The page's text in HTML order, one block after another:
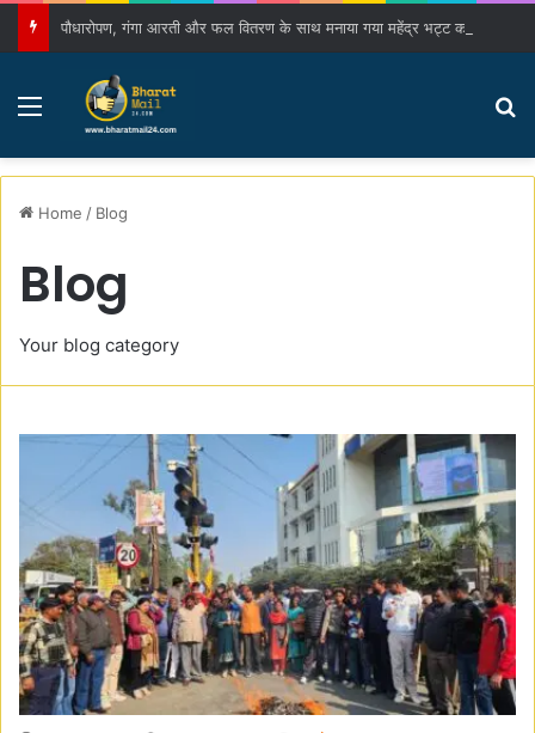
Menu
Home / Blog
Blog
Your blog category